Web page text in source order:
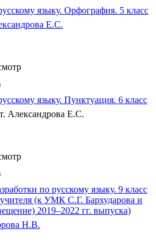
языку. Орфография. 5 класс
Е.С.
языку. Пунктуация. 6 класс
Александрова Е.С.
по русскому языку. 9 класс
(к УМК С.Г. Бархударова и
2019–2022 гг. выпуска)
Н.В.